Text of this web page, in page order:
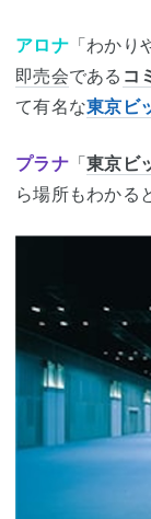
アロナ「わかり
即売会である コ
て有名な東京ビ
プラナ「東京ビ
ら場所もわかる